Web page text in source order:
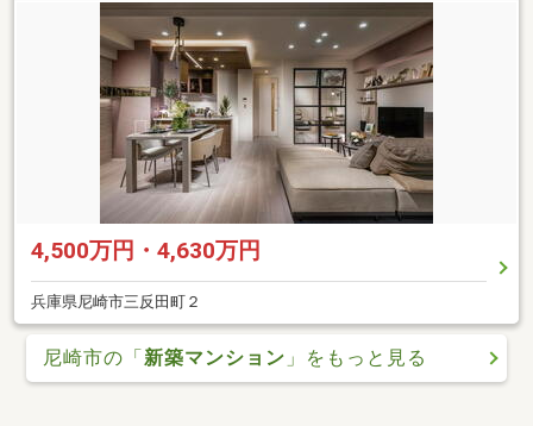
4,500万円・4,630万円
兵庫県尼崎市三反田町２
尼崎市の「新築マンション 」をもっと見る